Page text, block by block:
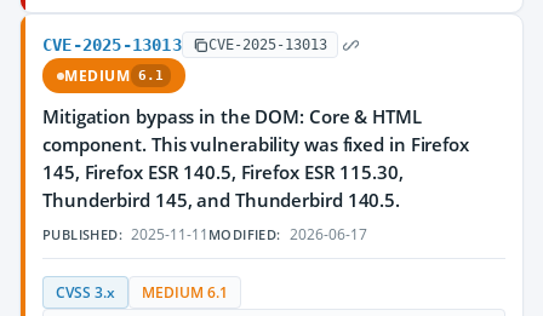
CVE-2025-13013 CVE-2025-13013
MEDIUM 6.1
Mitigation bypass in the DOM: Core & HTML
component. This vulnerability was fixed in Firefox
145, Firefox ESR 140.5, Firefox ESR 115.30,
Thunderbird 145, and Thunderbird 140.5.
PUBLISHED: 2025-11-11 MODIFIED: 2026-06-17
CVSS 3.x MEDIUM 6.1